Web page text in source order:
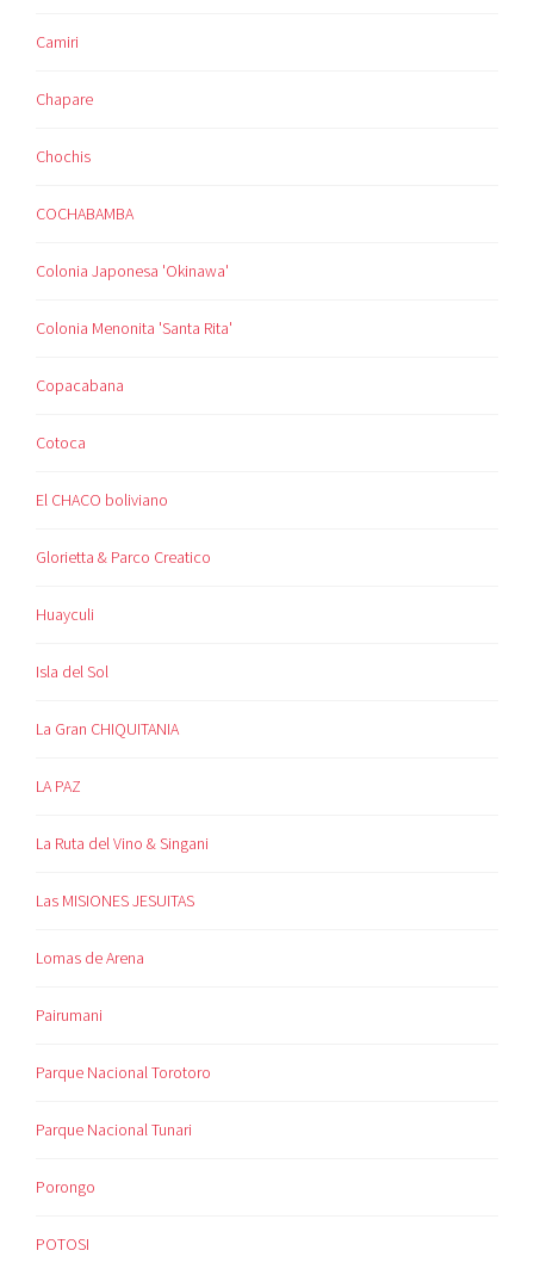
Camiri
Chapare
Chochis
COCHABAMBA
Colonia Japonesa 'Okinawa'
Colonia Menonita 'Santa Rita'
Copacabana
Cotoca
El CHACO boliviano
Glorietta & Parco Creatico
Huayculi
Isla del Sol
La Gran CHIQUITANIA
LA PAZ
La Ruta del Vino & Singani
Las MISIONES JESUITAS
Lomas de Arena
Pairumani
Parque Nacional Torotoro
Parque Nacional Tunari
Porongo
POTOSI